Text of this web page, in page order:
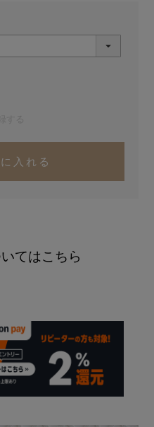
入れる
てはこちら